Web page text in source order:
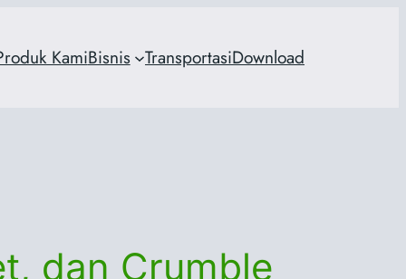
KamiBisnis TransportasiDownload
dan Crumble